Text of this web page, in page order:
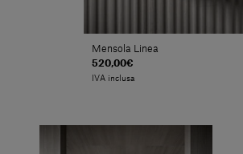
Mensola Linea
520,00€
IVA inclusa